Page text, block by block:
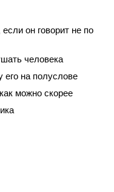
он говорит не по
человека
его на полуслове
можно скорее